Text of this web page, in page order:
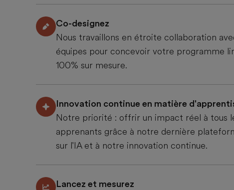
Co-designez
Nous travaillons en étroite collaboration
équipes pour concevoir votre programme
100% sur mesure.
Innovation continue en matière
Notre priorité : offrir un impact réel à tous
apprenants grâce à notre dernière
sur l'IA et à notre innovation continue.
Lancez et mesurez